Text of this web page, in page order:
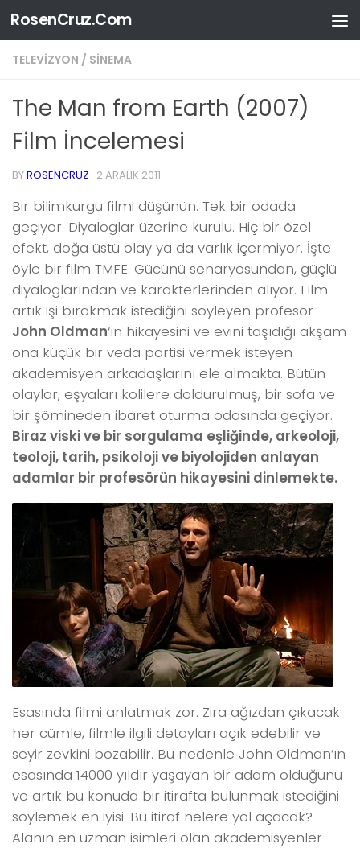
Skip to content
RosenCruz.Com
TELEVIZYON / SINEMA
The Man from Earth (2007)
Film İncelemesi
BYROSENCRUZ · 2 ARALIK 2011
Bir bilimkurgu filmi düşünün. Tek bir odada
geçiyor. Diyaloglar üzerine kurulu. Hiç bir özel
efekt, doğa üstü olay ya da varlık içermiyor. İşte
öyle bir film TMFE. Gücünü senaryosundan, güçlü
diyaloglarından ve karakterlerinden alıyor. Film
artık işi bırakmak istediğini söyleyen profesör
John Oldman‘ın hikayesini ve evini taşıdığı akşam
ona küçük bir veda partisi vermek isteyen
akademisyen arkadaşlarını ele almakta. Bütün
olaylar, eşyaları kolilere doldurulmuş, bir sofa ve
bir şömineden ibaret oturma odasında geçiyor.
Biraz viski ve bir sorgulama eşliğinde, arkeoloji,
teoloji, tarih, psikoloji ve biyolojiden anlayan
adamlar bir profesörün hikayesini dinlemekte.
Esasında filmi anlatmak zor. Zira ağızdan çıkacak
her cümle, filmle ilgili detayları açık edebilir ve
seyir zevkini bozabilir. Bu nedenle John Oldman’ın
esasında 14000 yıldır yaşayan bir adam olduğunu
ve artık bu konuda bir itirafta bulunmak istediğini
söylemek en iyisi. Bu itiraf nelere yol açacak?
Alanın en uzman isimleri olan akademisyenler